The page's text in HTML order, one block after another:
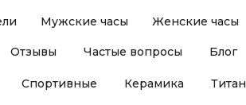
Отзывы Частые вопросы Блог
Мужские часы Женские часы
Спортивные Керамика Титан